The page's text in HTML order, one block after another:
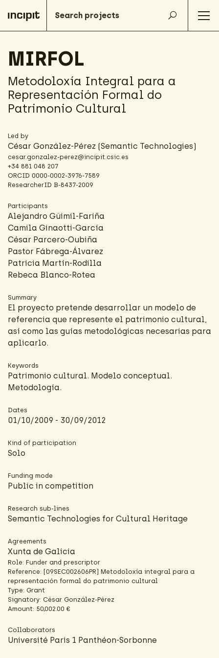
MIRFOL
Metodoloxía Integral para a
Representación Formal do
Patrimonio Cultural
Led by
César González-Pérez (Semantic Technologies)
cesar.gonzalez-perez@incipit.csic.es
+34 881 048 207
ORCID 0000-0002-3976-7589
ResearcherID B-8437-2009
Participants
Alejandro Güimil-Fariña
Camila Ginaotti-García
César Parcero-Oubiña
Pastor Fábrega-Álvarez
Patricia Martín-Rodilla
Rebeca Blanco-Rotea
Summary
El proyecto pretende desarrollar un modelo de
referencia que represente el patrimonio cultural,
así como las guías metodológicas necesarias para
aplicarlo.
Keywords
Patrimonio cultural. Modelo conceptual.
Metodología.
Dates
01/10/2009 - 30/09/2012
Kind of participation
Solo
Funding mode
Public in competition
Research sub-lines
Semantic Technologies for Cultural Heritage
Agreements
Xunta de Galicia
Role: Funder and prescriptor
Reference: [09SEC002606PR] Metodoloxía integral para a
representación formal do patrimonio cultural
Type: Grant
Signatory: César González-Pérez
Amount: 50,002.00 €
Collaborators
Université Paris 1 Panthéon-Sorbonne